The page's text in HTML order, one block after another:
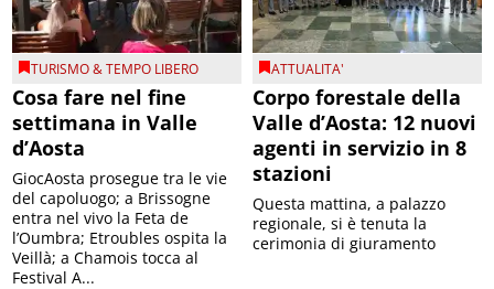
TURISMO & TEMPO LIBERO
Cosa fare nel fine
settimana in Valle
d’Aosta
GiocAosta prosegue tra le vie
del capoluogo; a Brissogne
entra nel vivo la Feta de
l’Oumbra; Etroubles ospita la
Veillà; a Chamois tocca al
Festival A...
ATTUALITA'
Corpo forestale della
Valle d’Aosta: 12 nuovi
agenti in servizio in 8
stazioni
Questa mattina, a palazzo
regionale, si è tenuta la
cerimonia di giuramento